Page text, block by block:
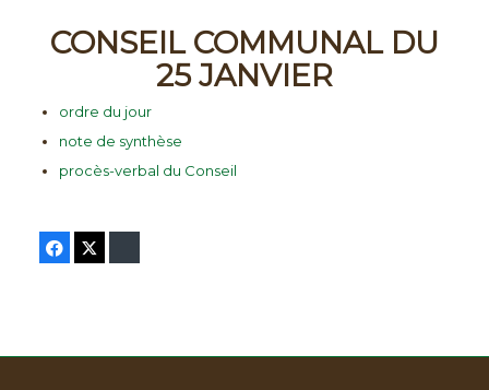
CONSEIL COMMUNAL DU
25 JANVIER
ordre du jour
note de synthèse
procès-verbal du Conseil
Facebook